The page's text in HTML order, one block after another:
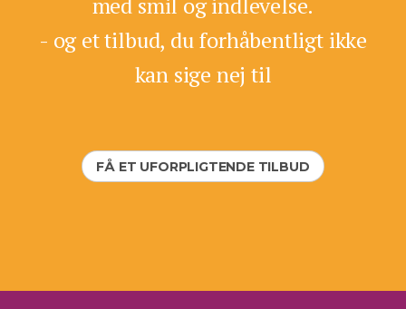
- og et tilbud, du forhåbentligt ikke
kan sige nej til
FÅ ET UFORPLIGTENDE TILBUD